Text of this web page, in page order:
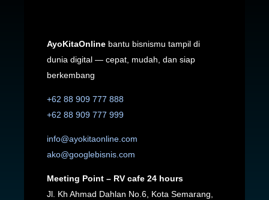
AyoKitaOnlinebantu bisnismu tampil di
dunia digital — cepat, mudah, dan siap
berkembang
+62 88 909 777 888
+62 88 909 777 999
info@ayokitaonline.com
ako@googlebisnis.com
Meeting Point – RV cafe 24 hours
Jl. Kh Ahmad Dahlan No.6, Kota Semarang,